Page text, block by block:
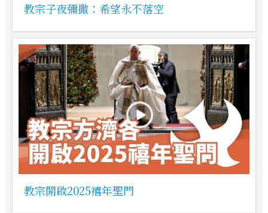
教宗子夜彌撒：希望永不落空
教宗開啟2025禧年聖門